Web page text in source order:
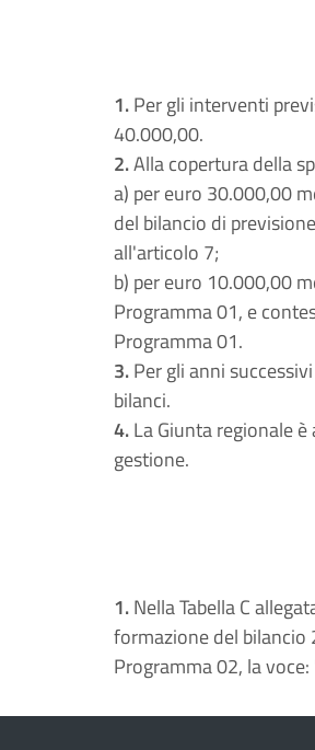
1.Per gli interventi
40.000,00.
2.Alla copertura della
a) per euro 30.000,00
del bilancio di
all'articolo 7;
b) per euro 10.000,00
Programma 01, e
Programma 01.
3.Per gli anni
bilanci.
4.La Giunta regionale
gestione.
1.Nella Tabella C
formazione del bilancio
Programma 02, la